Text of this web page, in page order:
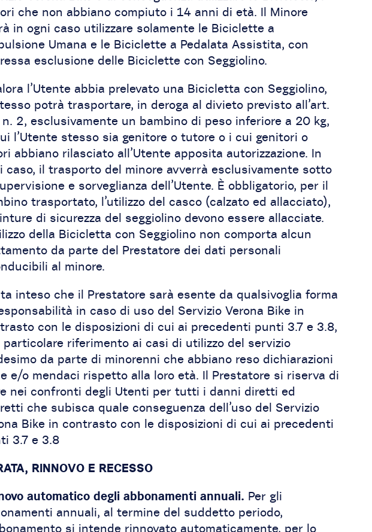
che non abbiano compiuto i 14 anni di età. Il Minore
in ogni caso utilizzare solamente le Biciclette a
Umana e le Biciclette a Pedalata Assistita, con
esclusione delle Biciclette con Seggiolino.
l’Utente abbia prelevato una Bicicletta con Seggiolino,
potrà trasportare, in deroga al divieto previsto all’art.
n. 2, esclusivamente un bambino di peso inferiore a 20 kg,
l’Utente stesso sia genitore o tutore o i cui genitori o
abbiano rilasciato all’Utente apposita autorizzazione. In
caso, il trasporto del minore avverrà esclusivamente sotto
e sorveglianza dell’Utente. È obbligatorio, per il
trasportato, l’utilizzo del casco (calzato ed allacciato),
di sicurezza del seggiolino devono essere allacciate.
della Bicicletta con Seggiolino non comporta alcun
da parte del Prestatore dei dati personali
al minore.
inteso che il Prestatore sarà esente da qualsivoglia forma
in caso di uso del Servizio Verona Bike in
con le disposizioni di cui ai precedenti punti 3.7 e 3.8,
particolare riferimento ai casi di utilizzo del servizio
da parte di minorenni che abbiano reso dichiarazioni
e/o mendaci rispetto alla loro età. Il Prestatore si riserva di
nei confronti degli Utenti per tutti i danni diretti ed
che subisca quale conseguenza dell’uso del Servizio
Bike in contrasto con le disposizioni di cui ai precedenti
3.7 e 3.8
RINNOVO E RECESSO
automatico degli abbonamenti annuali. Per gli
annuali, al termine del suddetto periodo,
si intende rinnovato automaticamente, per lo